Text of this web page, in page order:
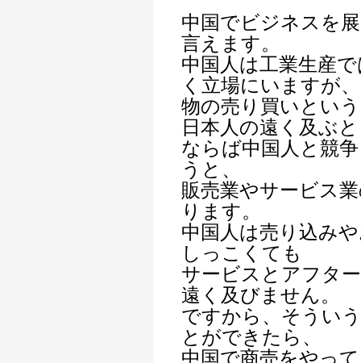
中国でビジネスを
言えます。
中国人は工業生産
く立場にいますが、
物の売り買いとい
日本人の遠く及ぶ
ならば中国人と競
うと、
販売業やサービス
ります。
中国人は売り込み
しっこくても
サービスとアフタ
遠く及びません。
ですから、そうい
とができたら、
中国で商売をやっ